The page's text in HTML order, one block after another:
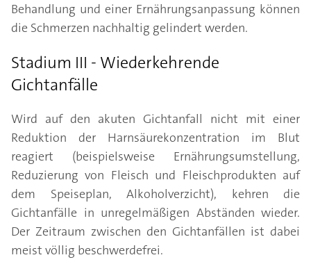
Behandlung und einer Ernährungsanpassung können
die Schmerzen nachhaltig gelindert werden.
Stadium III - Wiederkehrende
Gichtanfälle
Wird auf den akuten Gichtanfall nicht mit einer
Reduktion der Harnsäurekonzentration im Blut
reagiert (beispielsweise Ernährungsumstellung,
Reduzierung von Fleisch und Fleischprodukten auf
dem Speiseplan, Alkoholverzicht), kehren die
Gichtanfälle in unregelmäßigen Abständen wieder.
Der Zeitraum zwischen den Gichtanfällen ist dabei
meist völlig beschwerdefrei.